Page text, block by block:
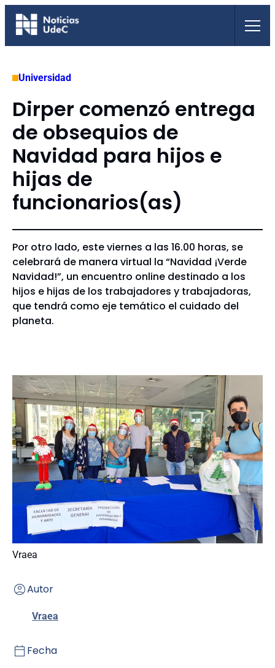
Saltar
Universidad
Dirper comenzó entrega
de obsequios de
Navidad para hijos e
hijas de
funcionarios(as)
Por otro lado, este viernes a las 16.00 horas, se
celebrará de manera virtual la “Navidad ¡Verde
Navidad!”, un encuentro online destinado a los
hijos e hijas de los trabajadores y trabajadoras,
que tendrá como eje temático el cuidado del
planeta.
Vraea
Autor
Vraea
Fecha